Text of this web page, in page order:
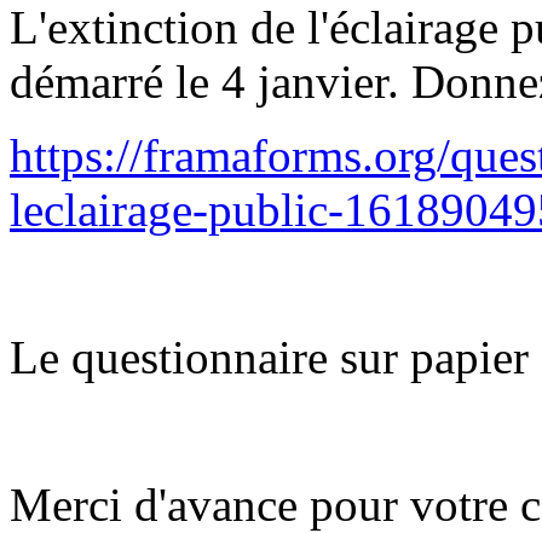
L'extinction de l'éclairage
démarré le 4 janvier.
https://framaforms.org/
leclairage-public-
Le questionnaire sur
Merci d'avance pour votre